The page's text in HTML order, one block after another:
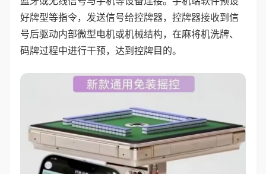
好牌型等指令，发送信号给控牌器，控牌器接收到信
号后驱动内部微型电机或机械结构，在麻将机洗牌、
码牌过程中进行干预，达到控牌目的。